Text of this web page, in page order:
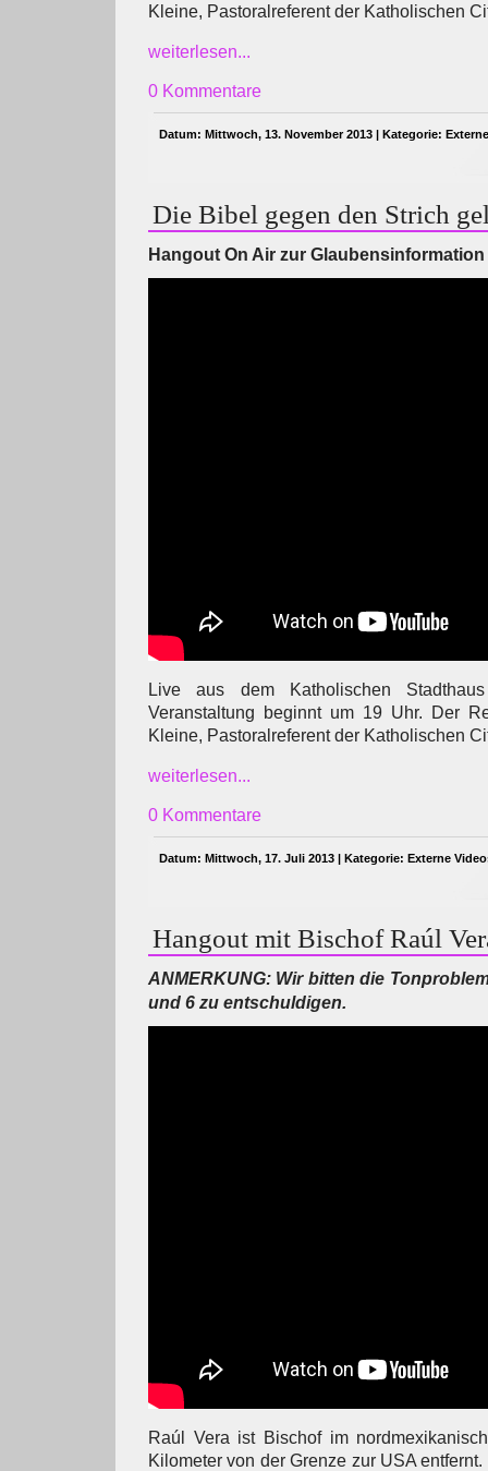
Kleine, Pastoralreferent der Katholischen
weiterlesen...
0 Kommentare
Datum: Mittwoch, 13. November 2013 | Kategorie:
Die Bibel gegen den Strich
Hangout On Air zur Glaubensinformation
Live aus dem Katholischen
Veranstaltung beginnt um 19 Uhr. Der
Kleine, Pastoralreferent der Katholischen
weiterlesen...
0 Kommentare
Datum: Mittwoch, 17. Juli 2013 | Kategorie: Externe
Hangout mit Bischof Raúl
ANMERKUNG: Wir bitten die
und 6 zu entschuldigen.
Raúl Vera ist Bischof im
Kilometer von der Grenze zur USA